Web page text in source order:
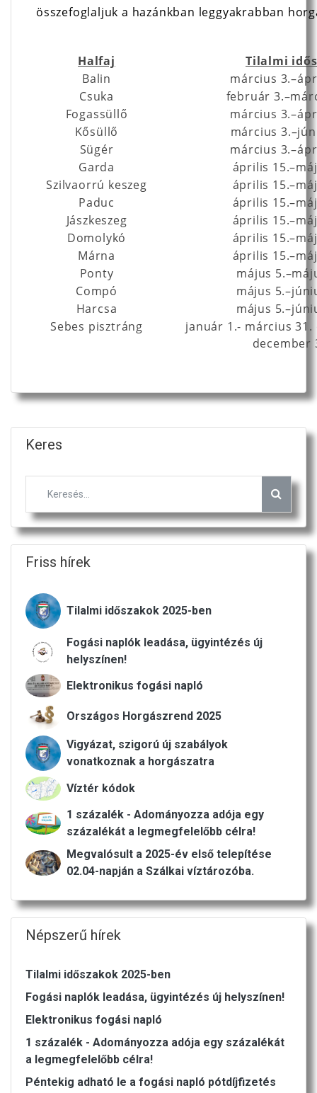
összefoglaljuk a hazánkban leggyakrabban
Halfaj
Tilalmi
Balin
március
Csuka
február
Fogassüllő
március
Kősüllő
március
Sügér
március
Garda
április
Szilvaorrú keszeg
április
Paduc
április
Jászkeszeg
április
Domolykó
április
Márna
április
Ponty
május
Compó
május
Harcsa
május
Sebes pisztráng
január 1.- március
december
Keres
Friss hírek
Tilalmi időszakok 2025-ben
Fogási naplók leadása, ügyintézés új
helyszínen!
Elektronikus fogási napló
Országos Horgászrend 2025
Vigyázat, szigorú új szabályok
vonatkoznak a horgászatra
Víztér kódok
1 százalék - Adományozza adója egy
százalékát a legmegfelelőbb célra!
Megvalósult a 2025-év első telepítése
02.04-napján a Szálkai víztározóba.
Népszerű hírek
Tilalmi időszakok 2025-ben
Fogási naplók leadása, ügyintézés új helyszínen!
Elektronikus fogási napló
1 százalék - Adományozza adója egy százalékát
a legmegfelelőbb célra!
Péntekig adható le a fogási napló pótdíjfizetés